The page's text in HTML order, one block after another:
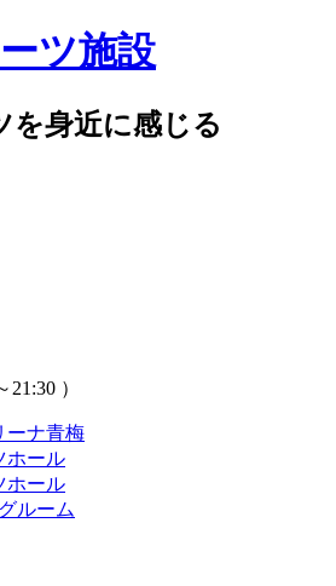
ツ施設
を身近に感じる
21:30 ）
ーナ青梅
ホール
ホール
ルーム